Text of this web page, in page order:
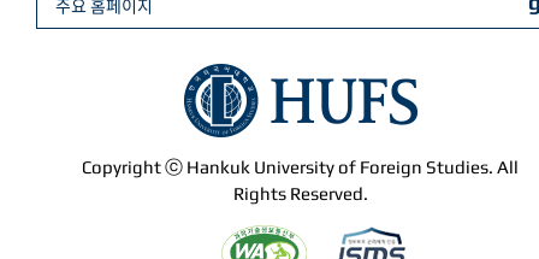
Copyright ⓒ Hankuk University of Foreign Studies. All
Rights Reserved.
주요 홈페이지